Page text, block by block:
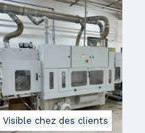
Visible chez des clients